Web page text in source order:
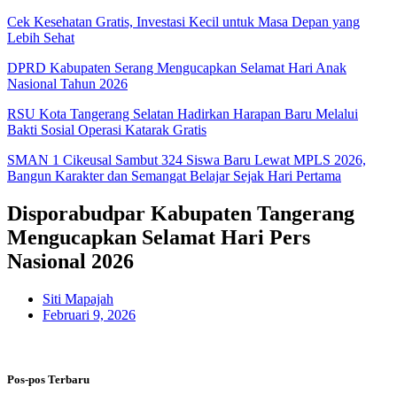
Cek Kesehatan Gratis, Investasi Kecil untuk Masa Depan yang
Lebih Sehat
DPRD Kabupaten Serang Mengucapkan Selamat Hari Anak
Nasional Tahun 2026
RSU Kota Tangerang Selatan Hadirkan Harapan Baru Melalui
Bakti Sosial Operasi Katarak Gratis
SMAN 1 Cikeusal Sambut 324 Siswa Baru Lewat MPLS 2026,
Bangun Karakter dan Semangat Belajar Sejak Hari Pertama
Disporabudpar Kabupaten Tangerang
Mengucapkan Selamat Hari Pers
Nasional 2026
Siti Mapajah
Februari 9, 2026
Pos-pos Terbaru